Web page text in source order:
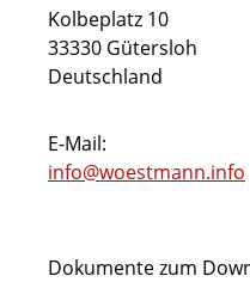
Kolbeplatz 10
33330 Gütersloh
Deutschland
E-Mail:
info@woestmann.info
Dokumente zum